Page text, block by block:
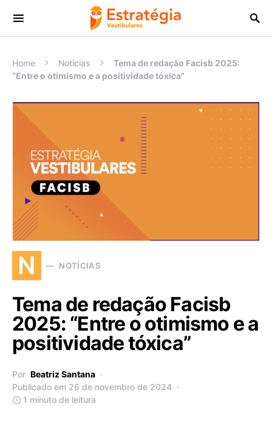
Procurar:
Home Notícias
Tema de redação Facisb 2025:
“Entre o otimismo e a positividade tóxica”
N NOTÍCIAS
Tema de redação Facisb
2025: “Entre o otimismo e a
positividade tóxica”
Por Beatriz Santana
Publicado em 26 de novembro de 2024
1 minuto de leitura